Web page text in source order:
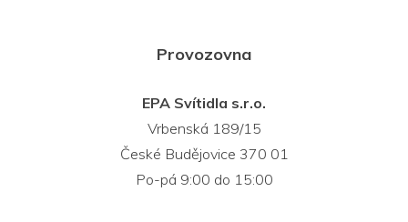
Provozovna
EPA Svítidla s.r.o.
Vrbenská 189/15
České Budějovice 370 01
Po-pá 9:00 do 15:00